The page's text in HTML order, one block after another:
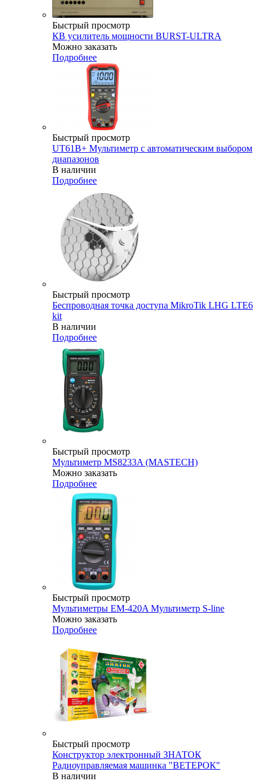
Быстрый просмотр
КВ усилитель мощности BURST-ULTRA
Можно заказать
Подробнее
Быстрый просмотр
UT61B+ Мультиметр с автоматическим выбором
диапазонов
В наличии
Подробнее
Быстрый просмотр
Беспроводная точка доступа MikroTik LHG LTE6
kit
В наличии
Подробнее
Быстрый просмотр
Мультиметр MS8233A (MASTECH)
Можно заказать
Подробнее
Быстрый просмотр
Мультиметры EM-420A Мультиметр S-line
Можно заказать
Подробнее
Быстрый просмотр
Конструктор электронный ЗНАТОК
Радиоуправляемая машинка "ВЕТЕРОК"
В наличии